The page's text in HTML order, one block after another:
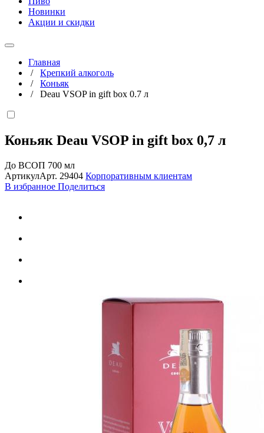
Новинки
Акции и скидки
Главная
/ Крепкий алкоголь
/ Коньяк
/ Deau VSOP in gift box 0.7 л
Коньяк Deau VSOP in gift box 0,7 л
До ВСОП 700 мл
АртикулАрт. 29404 Корпоративным клиентам
В избранное Поделиться